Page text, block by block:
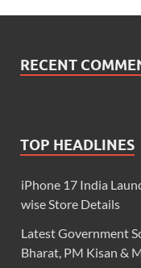
RECENT
TOP HEADLINES
iPhone 17 India
wise Store Details
Latest Government
Bharat, PM Kisan &